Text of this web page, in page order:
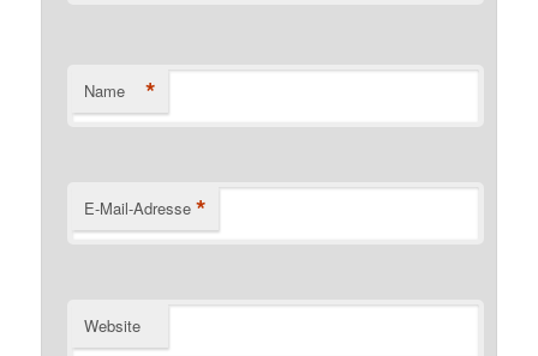
Name *
E-Mail-Adresse *
Website